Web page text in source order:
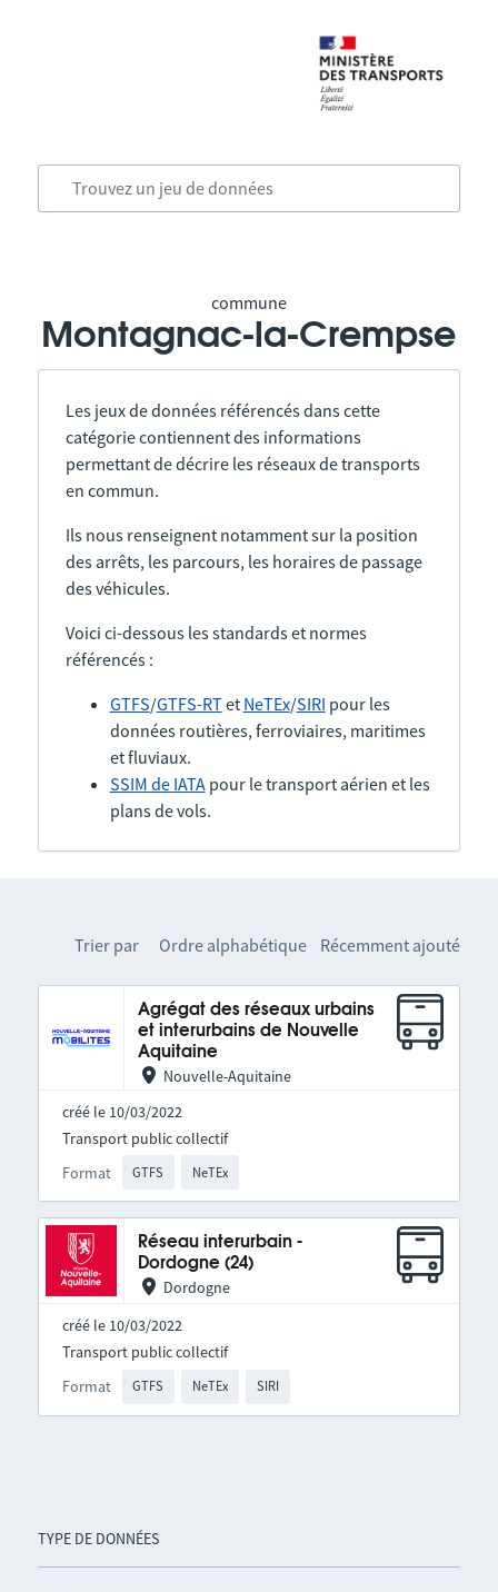
commune
Montagnac-la-Crempse
Les jeux de données référencés dans cette
catégorie contiennent des informations
permettant de décrire les réseaux de transports
en commun.
Ils nous renseignent notamment sur la position
des arrêts, les parcours, les horaires de passage
des véhicules.
Voici ci-dessous les standards et normes
référencés :
GTFS/GTFS-RTet NeTEx/SIRI pour les
données routières, ferroviaires, maritimes
et fluviaux.
SSIM de IATApour le transport aérien et les
plans de vols.
TYPE DE DONNÉES
Trier par Ordre alphabétique Récemment ajouté
Agrégat des réseaux urbains
et interurbains de Nouvelle
Aquitaine
Nouvelle-Aquitaine
créé le 10/03/2022
Format GTFS NeTEx
Transport public collectif
Réseau interurbain -
Dordogne (24)
Dordogne
créé le 10/03/2022
Format GTFS NeTEx SIRI
Transport public collectif